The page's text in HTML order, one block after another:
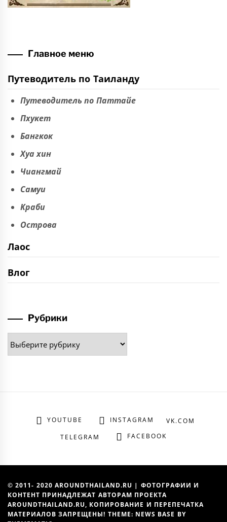
Главное меню
Путеводитель по Таиланду
Путеводитель по Паттайе
Пхукет
Бангкок
Хуа хин
Чиангмай
Самуи
Краби
Острова
Лаос
Влог
Рубрики
Рубрики
YOUTUBE INSTAGRAM
VK.COM
TELEGRAM
FACEBOOK
© 2011- 2020 AROUNDTHAILAND.RU | ФОТОГРАФИИ И
КОНТЕНТ ПРИНАДЛЕЖАТ АВТОРАМ ПРОЕКТА
AROUNDTHAILAND.RU, КОПИРОВАНИЕ И ПЕРЕПЕЧАТКА
МАТЕРИАЛОВ ЗАПРЕЩЕНЫ! THEME: NEWS BASE BY